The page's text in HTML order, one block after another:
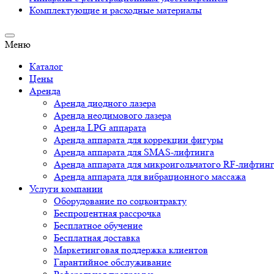
Комплектующие и расходные материалы
Меню
Каталог
Цены
Аренда
Аренда диодного лазера
Аренда неодимового лазера
Аренда LPG аппарата
Аренда аппарата для коррекции фигуры
Аренда аппарата для SMAS-лифтинга
Аренда аппарата для микроигольчатого RF-
Аренда аппарата для вибрационного массажа
Услуги компании
Оборудование по соцконтракту
Беспроцентная рассрочка
Бесплатное обучение
Бесплатная доставка
Маркетинговая поддержка клиентов
Гарантийное обслуживание